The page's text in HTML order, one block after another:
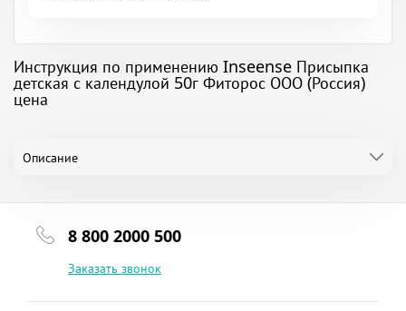
Инструкция по применению Inseense Присыпка
детская с календулой 50г Фиторос ООО (Россия)
цена
Описание
8 800 2000 500
Заказать звонок